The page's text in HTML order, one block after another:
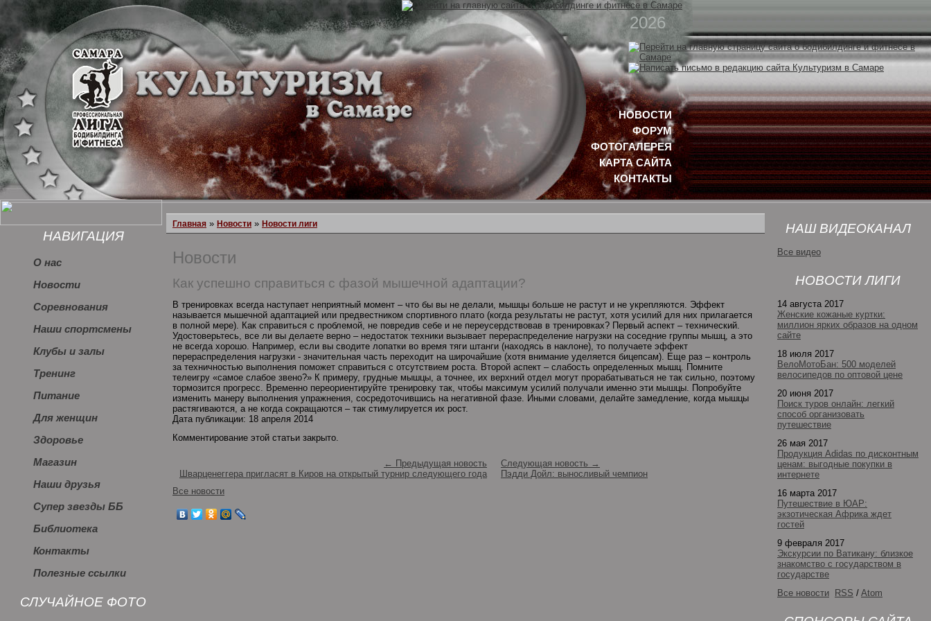
НАШ ВИДЕОКАНАЛ
Все видео
НОВОСТИ ЛИГИ
14 августа 2017
Женские кожаные куртки:
миллион ярких образов на одном
сайте
18 июля 2017
ВелоМотоБан: 500 моделей
велосипедов по оптовой цене
20 июня 2017
Поиск туров онлайн: легкий
способ организовать
путешествие
26 мая 2017
Продукция Adidas по дисконтным
ценам: выгодные покупки в
интернете
16 марта 2017
Путешествие в ЮАР:
экзотическая Африка ждет
гостей
9 февраля 2017
Экскурсии по Ватикану: близкое
знакомство с государством в
государстве
Все новости
RSS / Atom
НАВИГАЦИЯ
О нас
Новости
Соревнования
Наши спортсмены
Клубы и залы
Тренинг
Питание
Для женщин
Здоровье
Магазин
Наши друзья
Супер звезды ББ
Библиотека
Контакты
Полезные ссылки
СЛУЧАЙНОЕ ФОТО
Главная » Новости » Новости лиги
Новости
Как успешно справиться с фазой мышечной адаптации?
В тренировках всегда наступает неприятный момент – что бы вы не делали, мышцы больше не растут и не укрепляются. Эффект
называется мышечной адаптацией или предвестником спортивного плато (когда результаты не растут, хотя усилий для них прилагается
в полной мере). Как справиться с проблемой, не повредив себе и не переусердствовав в тренировках? Первый аспект – технический.
Удостоверьтесь, все ли вы делаете верно – недостаток техники вызывает перераспределение нагрузки на соседние группы мышц, а это
не всегда хорошо. Например, если вы сводите лопатки во время тяги штанги (находясь в наклоне), то получаете эффект
перераспределения нагрузки - значительная часть переходит на широчайшие (хотя внимание уделяется бицепсам). Еще раз – контроль
за техничностью выполнения поможет справиться с отсутствием роста. Второй аспект – слабость определенных мышц. Помните
телеигру «самое слабое звено?» К примеру, грудные мышцы, а точнее, их верхний отдел могут прорабатываться не так сильно, поэтому
тормозится прогресс. Временно переориентируйте тренировку так, чтобы максимум усилий получали именно эти мышцы. Попробуйте
изменить манеру выполнения упражнения, сосредоточившись на негативной фазе. Иными словами, делайте замедление, когда мышцы
растягиваются, а не когда сокращаются – так стимулируется их рост.
Дата публикации: 18 апреля 2014
Комментирование этой статьи закрыто.
← Предыдущая новость
Шварценеггера пригласят в Киров на открытый турнир следующего года
Следующая новость →
Пэдди Дойл: выносливый чемпион
Все новости
2026
НОВОСТИ
ФОРУМ
ФОТОГАЛЕРЕЯ
КАРТА САЙТА
КОНТАКТЫ